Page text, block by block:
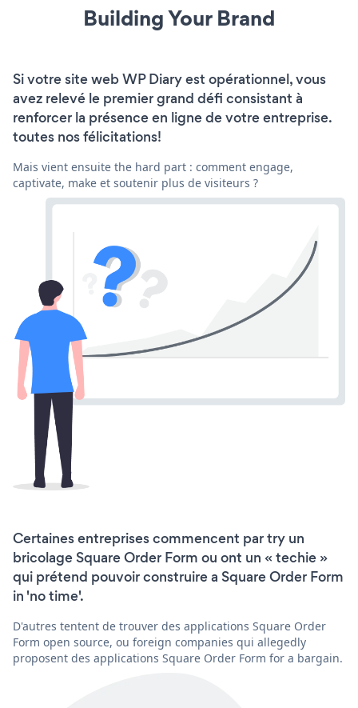
Building Your Brand
Si votre site web WP Diary est opérationnel, vous
avez relevé le premier grand défi consistant à
renforcer la présence en ligne de votre entreprise.
toutes nos félicitations!
Mais vient ensuite the hard part : comment engage,
captivate, make et soutenir plus de visiteurs ?
Certaines entreprises commencent par try un
bricolage Square Order Form ou ont un « techie »
qui prétend pouvoir construire a Square Order Form
in 'no time'.
D'autres tentent de trouver des applications Square Order
Form open source, ou foreign companies qui allegedly
proposent des applications Square Order Form for a bargain.